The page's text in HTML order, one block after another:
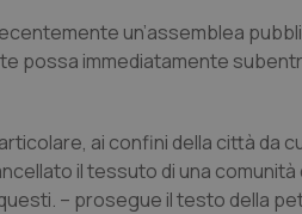
un’assemblea
possa immediatamente
ai confini della città da
il tessuto di una
– prosegue il testo della